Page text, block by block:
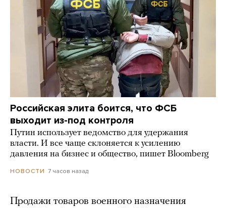
Российская элита боится, что ФСБ
выходит из-под контроля
Путин использует ведомство для удержания
власти. И все чаще склоняется к усилению
давления на бизнес и общество, пишет Bloomberg
НОВОСТИ 7 часов назад
Продажи товаров военного назначения